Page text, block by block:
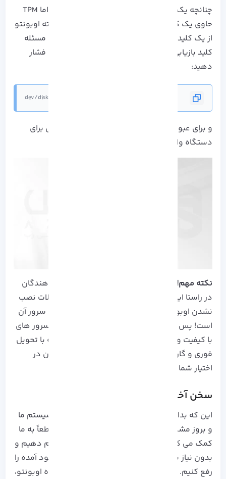
چنانچه یک درایو رمز گذاری شده شناسایی شده، اما TPM
حاوی یک کلید معتبر نباشد، فرآیند راه اندازی هسته اوبونتو
از یک کلید بازیابی درخواست می‌کند. برای حل این مسئله
کلید بازیابی دیسک را که به صورت خط زیر است را فشار
دهید:
و برای عبور از این مرحله باید یک کلید بازیابی قبلی برای
دستگاه وارد کنید.
نکته مهم!
با توجه به تجربیات کاربران و توسعه دهندگان
در راستا این است که سریع ترین راه عبور از مشکلات نصب
نشدن اوبونتو و نصب نرم افزار در اوبونتو، نسخه سرور آن
است! پس یکی از بهترین پیشنهادات استفاده از
سرور های
با کیفیت و مقرون به صرفه آذرسیس
می باشد که با تحویل
فوری و گارانتی تضمین کیفیت و سرعت، هم اکنون در
اختیار شما عزیزان قرار دارد.
سخن آخر
این که بدانیم چه چیزی موجب آسیب رسیدن به سیستم ما
و بروز مشکلات نصب نشدن اوبونتو شده است قطعاً به ما
کمک می کند تا اقدامات اصلاحی را به درستی انجام دهیم و
بدون نیاز به نصب مجدد سیستم، خطا های به وجود آمده را
رفع کنیم. ما نیز در مقاله رفع مشکلات نصب نشده اوبونتو،